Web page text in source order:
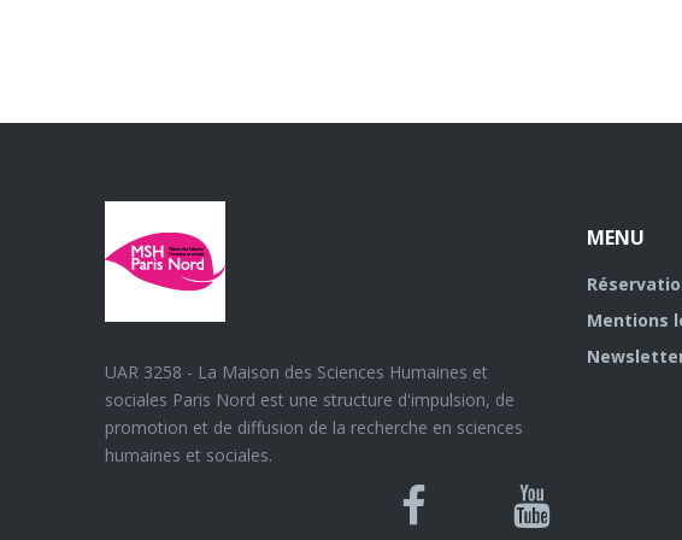
UAR 3258 - La Maison des Sciences Humaines et
sociales Paris Nord est une structure d'impulsion, de
promotion et de diffusion de la recherche en sciences
humaines et sociales.
Bluesky
Canal
MENU
Mentions